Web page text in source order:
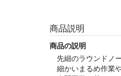
商品説明
商品の説明
先細のラウンドノ
細かいまるめ作業